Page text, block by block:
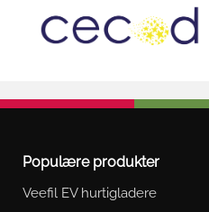
Populære produkter
Veefil EV hurtigladere